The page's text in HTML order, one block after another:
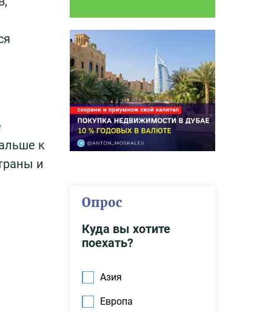
к
и
Опрос
Куда вы хотите
поехать?
Азия
Европа